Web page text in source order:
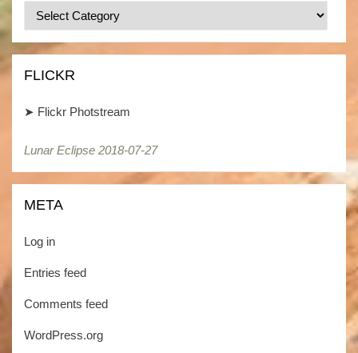
Categories
/
Kategorien
FLICKR
➤ Flickr Photstream
Lunar Eclipse 2018-07-27
META
Log in
Entries feed
Comments feed
WordPress.org